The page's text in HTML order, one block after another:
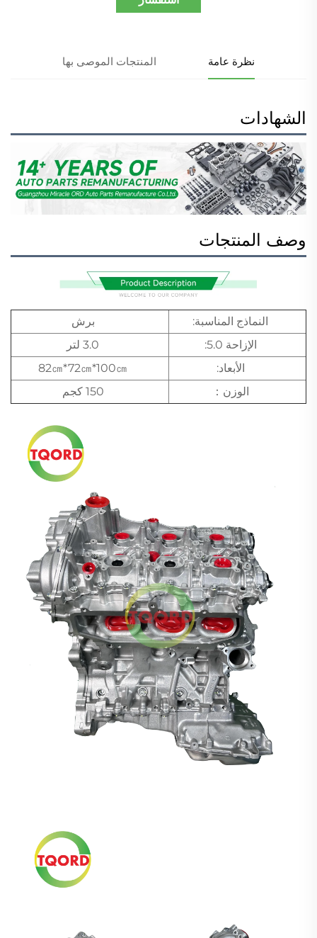
نظرة عامة المنتجات الموصى بها
الشهادات
وصف المنتجات
النماذج المناسبة:
برش
الإزاحة 5.0:
3.0 لتر
الأبعاد:
82㎝*72㎝*100㎝
الوزن：
150 كجم